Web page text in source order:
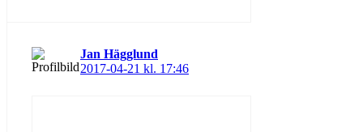
Jan Hägglund
2017-04-21 kl. 17:46